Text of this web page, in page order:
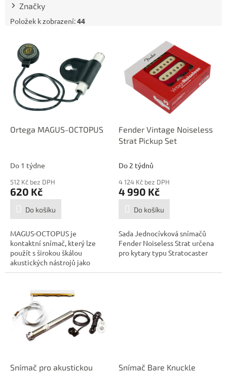
Značky
Položek k zobrazení:44
Ortega MAGUS-OCTOPUS
Do 1 týdne
512 Kč bez DPH
620 Kč
Do košíku
MAGUS-OCTOPUS je
kontaktní snímač, který lze
použít s širokou škálou
akustických nástrojů jako
představují kytary,...
Fender Vintage Noiseless
Strat Pickup Set
Do 2 týdnů
4 124 Kč bez DPH
4 990 Kč
Do košíku
Sada Jednocívková snímačů
Fender Noiseless Strat určena
pro kytary typu Stratocaster
Snímač pro akustickou
Snímač Bare Knuckle